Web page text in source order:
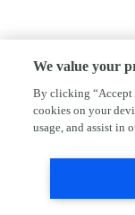
We value your
By clicking “Accept
cookies on your
usage, and assist in